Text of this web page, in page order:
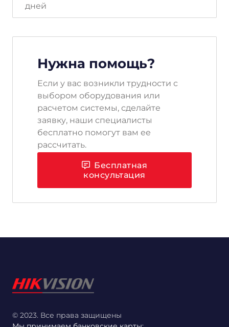
дней
Нужна помощь?
Если у вас возникли трудности с
выбором оборудования или
расчетом системы, сделайте
заявку, наши специалисты
бесплатно помогут вам ее
рассчитать.
Бесплатная
консультация
© 2023. Все права защищены